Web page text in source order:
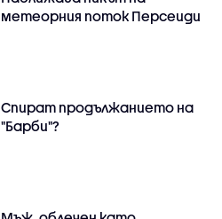
метеорния поток Персеиди
Спират продължанието на
"Барби"?